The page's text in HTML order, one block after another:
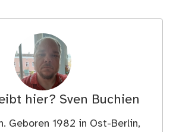
hier? Sven Buchien
Geboren 1982 in Ost-Berlin,